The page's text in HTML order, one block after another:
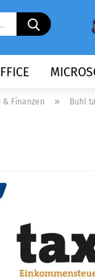
Suche...
& Finanzen » Buhl